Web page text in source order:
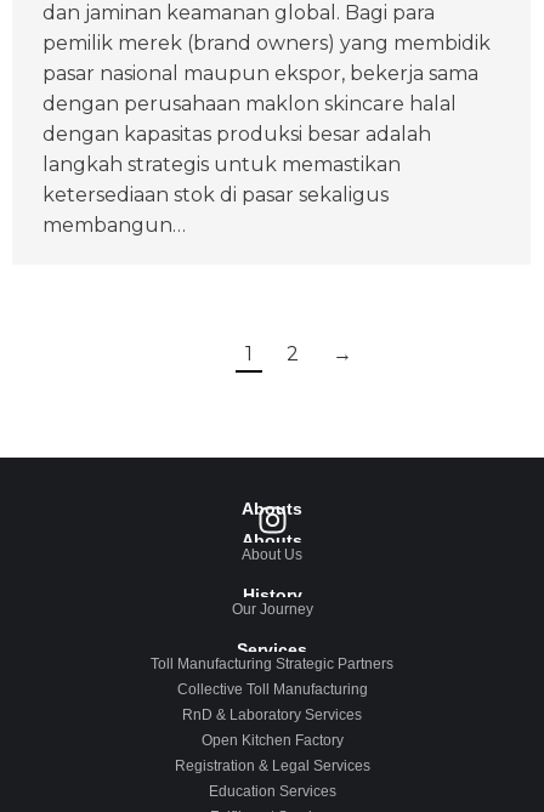
dan jaminan keamanan global. Bagi para
pemilik merek (brand owners) yang membidik
pasar nasional maupun ekspor, bekerja sama
dengan perusahaan maklon skincare halal
dengan kapasitas produksi besar adalah
langkah strategis untuk memastikan
ketersediaan stok di pasar sekaligus
membangun…
1 2 →
Abouts
Abouts
About Us
History
Our Journey
Services
Toll Manufacturing Strategic Partners
Collective Toll Manufacturing
RnD & Laboratory Services
Open Kitchen Factory
Registration & Legal Services
Education Services